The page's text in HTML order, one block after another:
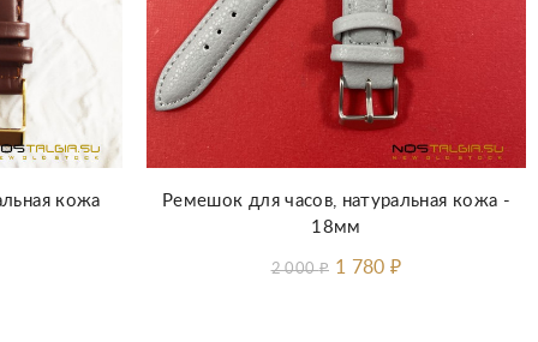
кожа
Ремешок для часов, натуральная кожа -
18мм
2 000₽ 1 780₽